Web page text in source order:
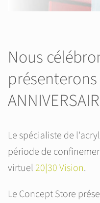
Nous
Le spécialiste de
période de
virtuel20|30 Vision.
Le Concept Store